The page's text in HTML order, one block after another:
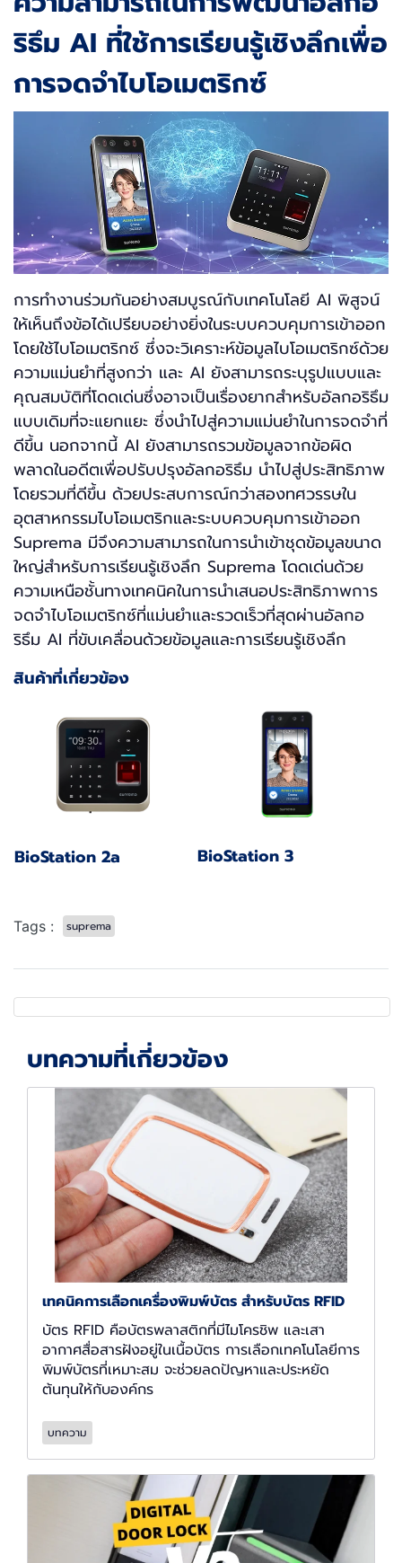
ริธึม AI ที่ใช้การเรียนรู้เชิงลึกเพื่อ
การจดจำไบโอเมตริกซ์
การทำงานร่วมกันอย่างสมบูรณ์กับเทคโนโลยี AI พิสูจน์
ให้เห็นถึงข้อได้เปรียบอย่างยิ่งในระบบควบคุมการเข้าออก
โดยใช้ไบโอเมตริกซ์ ซึ่งจะวิเคราะห์ข้อมูลไบโอเมตริกซ์ด้วย
ความแม่นยำที่สูงกว่า และ AI ยังสามารถระบุรูปแบบและ
คุณสมบัติที่โดดเด่นซึ่งอาจเป็นเรื่องยากสำหรับอัลกอริธึม
แบบเดิมที่จะแยกแยะ ซึ่งนำไปสู่ความแม่นยำในการจดจำที่
ดีขึ้น นอกจากนี้ AI ยังสามารถรวมข้อมูลจากข้อผิด
พลาดในอดีตเพื่อปรับปรุงอัลกอริธึม นำไปสู่ประสิทธิภาพ
โดยรวมที่ดีขึ้น ด้วยประสบการณ์กว่าสองทศวรรษใน
อุตสาหกรรมไบโอเมตริกและระบบควบคุมการเข้าออก
Suprema มีจึงความสามารถในการนำเข้าชุดข้อมูลขนาด
ใหญ่สำหรับการเรียนรู้เชิงลึก Suprema โดดเด่นด้วย
ความเหนือชั้นทางเทคนิคในการนำเสนอประสิทธิภาพการ
จดจำไบโอเมตริกซ์ที่แม่นยำและรวดเร็วที่สุดผ่านอัลกอ
ริธึม AI ที่ขับเคลื่อนด้วยข้อมูลและการเรียนรู้เชิงลึก
สินค้าที่เกี่ยวข้อง
BioStation 2a BioStation 3
Tags : suprema
บทความที่เกี่ยวข้อง
เทคนิคการเลือกเครื่องพิมพ์บัตร สำหรับบัตร RFID
บัตร RFID คือบัตรพลาสติกที่มีไมโครชิพ และเสา
อากาศสื่อสารฝังอยู่ในเนื้อบัตร การเลือกเทคโนโลยีการ
พิมพ์บัตรที่เหมาะสม จะช่วยลดปัญหาและประหยัด
ต้นทุนให้กับองค์กร
บทความ